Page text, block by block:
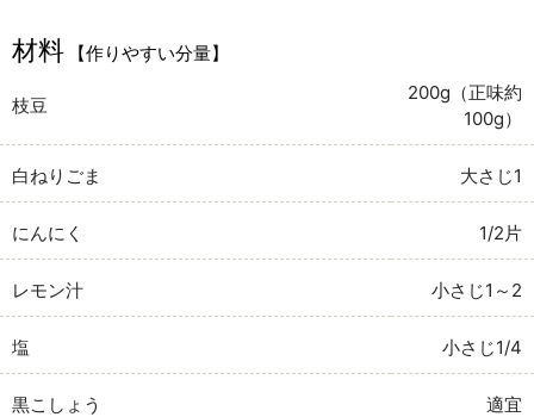
材料 【作りやすい分量】
枝豆
200g（正味約
100g）
白ねりごま 大さじ1
にんにく 1/2片
レモン汁 小さじ1～2
塩 小さじ1/4
黒こしょう 適宜